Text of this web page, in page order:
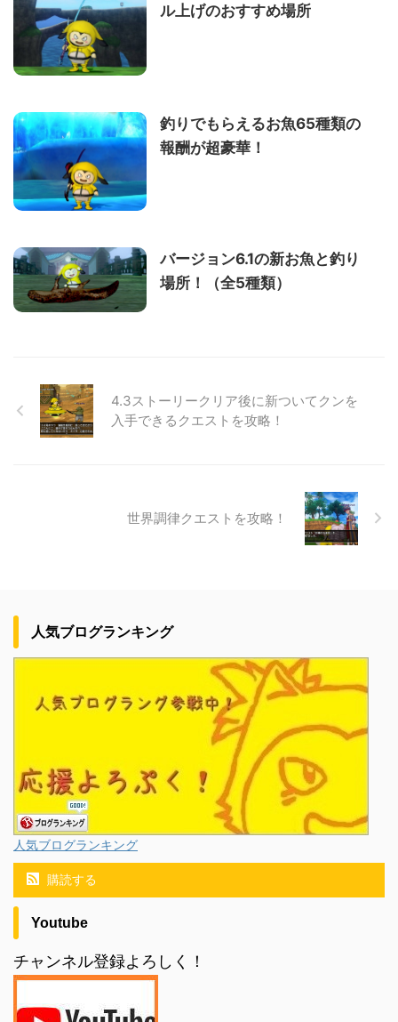
ル上げのおすすめ場所
釣りでもらえるお魚65種類の
報酬が超豪華！
バージョン6.1の新お魚と釣り
場所！（全5種類）
4.3ストーリークリア後に新ついてクンを
入手できるクエストを攻略！
世界調律クエストを攻略！
人気ブログランキング
人気ブログランキング
購読する
Youtube
チャンネル登録よろしく！